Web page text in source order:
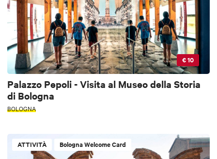
€ 10
Palazzo Pepoli - Visita al Museo della Storia
di Bologna
BOLOGNA
ATTIVITÀ Bologna Welcome Card